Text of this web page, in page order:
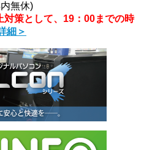
無休)
対策として、19：00までの時
細＞